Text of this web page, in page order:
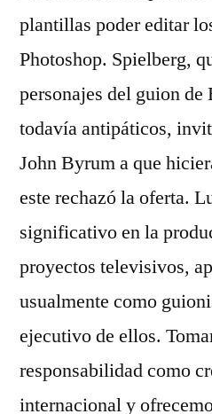
plantillas poder editar
Photoshop. Spielberg,
personajes del guion
todavía antipáticos,
John Byrum a que
este rechazó la oferta.
significativo en la
proyectos televisivos,
usualmente como
ejecutivo de ellos.
responsabilidad como
internacional y